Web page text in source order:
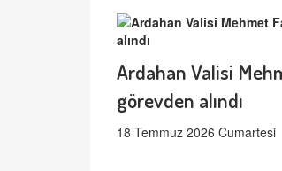
Ardahan Valisi
görevden alındı
18 Temmuz 2026 Cumartesi